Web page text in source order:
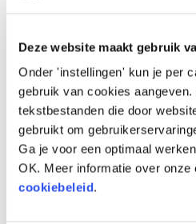
Deze website maakt gebruik
Onder 'instellingen' kun je per
gebruik van cookies
tekstbestanden die door
gebruikt om
Ga je voor een optimaal
OK. Meer informatie over onze
cookiebeleid.
Voor